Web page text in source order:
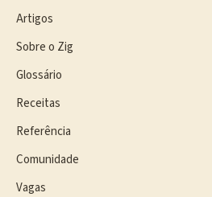
Artigos
Sobre o Zig
Glossário
Receitas
Referência
Comunidade
Vagas